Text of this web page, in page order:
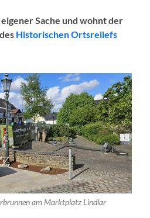
Sache und wohnt der
Historischen Ortsreliefs
am Marktplatz Lindlar